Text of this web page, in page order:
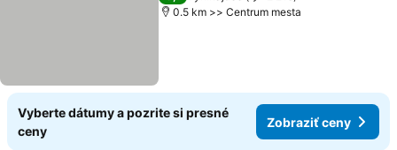
0.5 km >> Centrum mesta
Vyberte dátumy a pozrite si presné
ceny
Zobraziť ceny